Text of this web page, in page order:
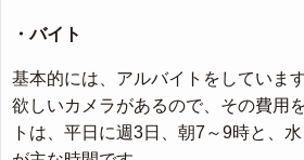
・バイト
基本的には、アルバイトをしています
欲しいカメラがあるので、その費用
トは、平日に週3日、朝7～9時と、